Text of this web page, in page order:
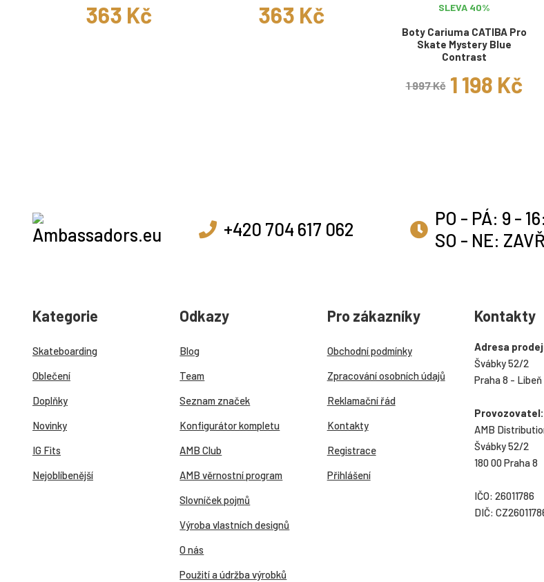
363 Kč 363 Kč SLEVA 40%
Boty Cariuma CATIBA Pro
Skate Mystery Blue
Contrast
1 997 Kč 1 198 Kč
+420 704 617 062
PO - PÁ: 9 -
SO - NE:
Kategorie
Skateboarding
Oblečení
Doplňky
Novinky
IG Fits
Nejoblíbenější
Odkazy
Blog
Team
Seznam značek
Konfigurátor kompletu
AMB Club
AMB věrnostní program
Slovníček pojmů
Výroba vlastních designů
O nás
Použití a údržba výrobků
Pro zákazníky
Obchodní podmínky
Zpracování osobních údajů
Reklamační řád
Kontakty
Registrace
Přihlášení
Kontakty
Adresa
Švábky 52/2
Praha 8 - Libeň
Provozovatel:
AMB
Švábky 52/2
180 00 Praha 8
IČO: 26011786
DIČ: